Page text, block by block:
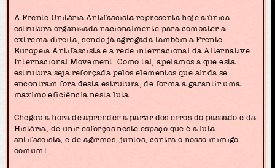
A Frente Unitária Antifascista representa hoje a única
estrutura organizada nacionalmente para combater a
extrema-direita, sendo já agregada também a Frente
Europeia Antifascista e a rede internacional da Alternative
Internacional Movement. Como tal, apelamos a que esta
estrutura seja reforçada pelos elementos que ainda se
encontram fora desta estrutura, de forma a garantir uma
maximo eficiência nesta luta.
Chegou a hora de aprender a partir dos erros do passado e da
História, de unir esforços neste espaço que é a luta
antifascista, e de agirmos, juntos, contra o nosso inimigo
comum!